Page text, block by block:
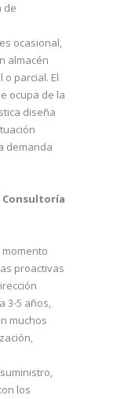
de
ocasional,
almacén
parcial. El
ocupa de la
diseña
demanda
Consultoría
proactivas
3-5 años,
muchos
los